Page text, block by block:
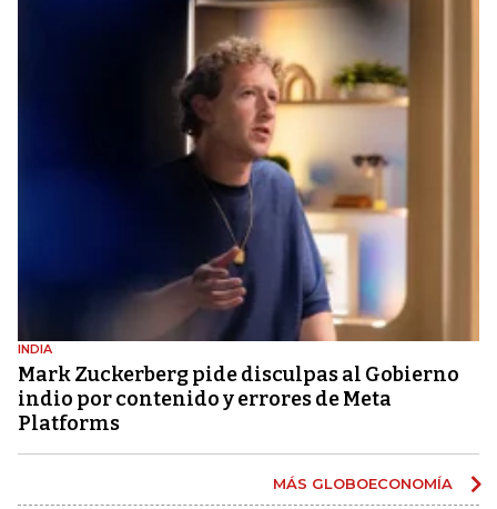
INDIA
Mark Zuckerberg pide disculpas al Gobierno
indio por contenido y errores de Meta
Platforms
MÁS GLOBOECONOMÍA